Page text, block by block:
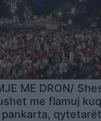
ME DRON/
me flamuj
pankarta, qytetarët